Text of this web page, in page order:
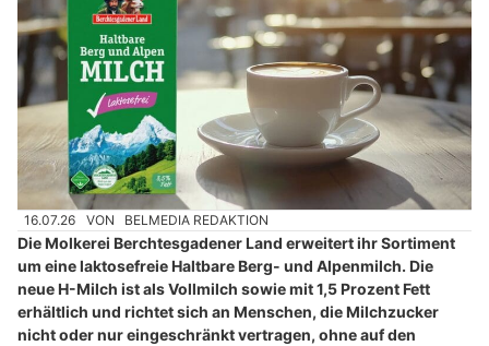
16.07.26 VON BELMEDIA REDAKTION
Die Molkerei Berchtesgadener Land erweitert ihr Sortiment
um eine laktosefreie Haltbare Berg- und Alpenmilch. Die
neue H-Milch ist als Vollmilch sowie mit 1,5 Prozent Fett
erhältlich und richtet sich an Menschen, die Milchzucker
nicht oder nur eingeschränkt vertragen, ohne auf den